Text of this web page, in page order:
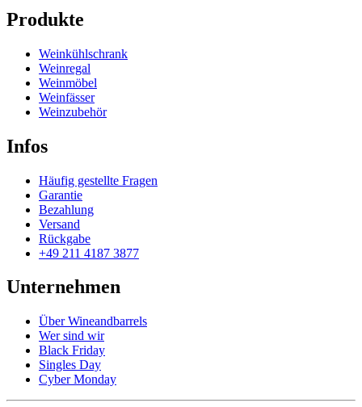
Produkte
Weinkühlschrank
Weinregal
Weinmöbel
Weinfässer
Weinzubehör
Infos
Häufig gestellte Fragen
Garantie
Bezahlung
Versand
Rückgabe
+49 211 4187 3877
Unternehmen
Über Wineandbarrels
Wer sind wir
Black Friday
Singles Day
Cyber Monday